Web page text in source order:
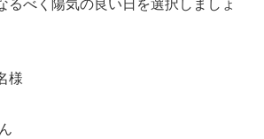
るべく陽気の良い日を選択しましょ
様